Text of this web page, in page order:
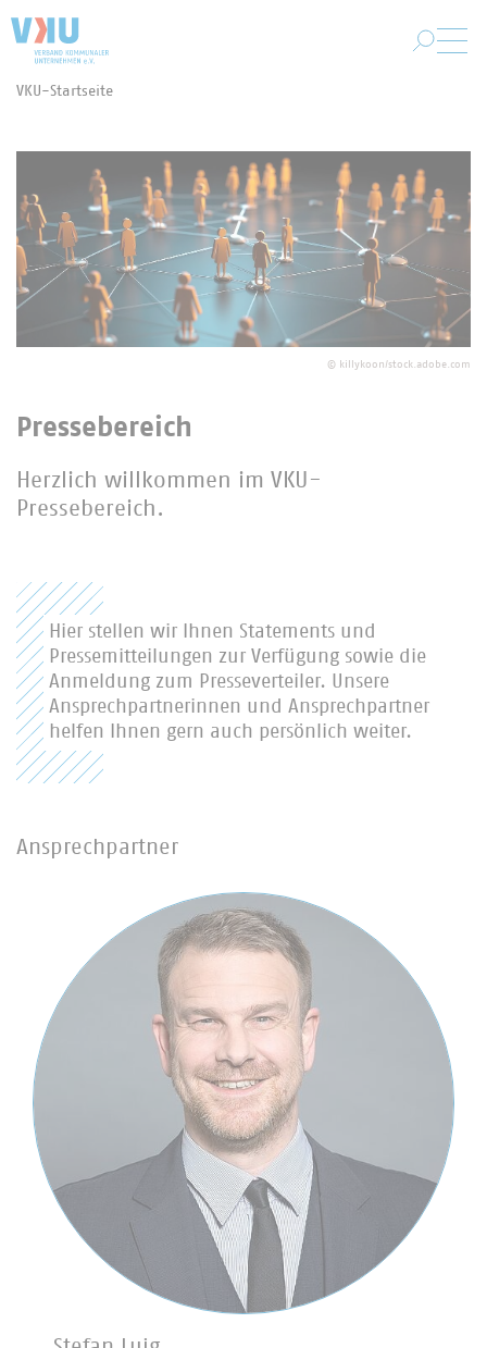
VKU-Startseite
© killykoon/stock.adobe.com
Pressebereich
Herzlich willkommen im VKU-
Pressebereich.
Hier stellen wir Ihnen Statements und
Pressemitteilungen zur Verfügung sowie die
Anmeldung zum Presseverteiler. Unsere
Ansprechpartnerinnen und Ansprechpartner
helfen Ihnen gern auch persönlich weiter.
Ansprechpartner